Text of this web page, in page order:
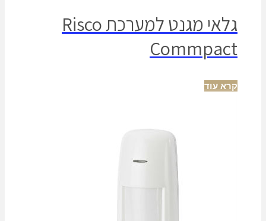
גלאי מגנט למערכת Risco
Commpact
קרא עוד